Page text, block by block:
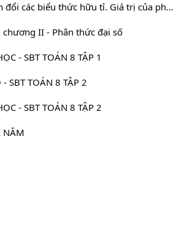
Bài 9. Biến đổi các biểu thức hữu tỉ. Giá trị của phân thức
chương II - Phân thức đại số
- SBT TOÁN 8 TẬP 1
SBT TOÁN 8 TẬP 2
- SBT TOÁN 8 TẬP 2
NĂM